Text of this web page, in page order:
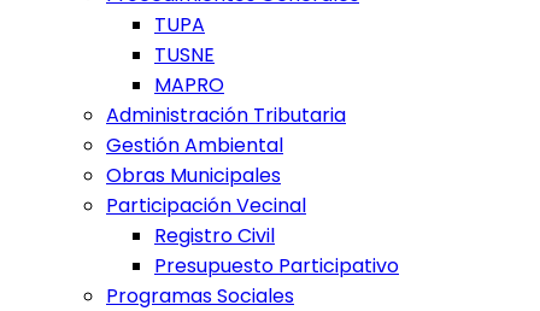
TUPA
TUSNE
MAPRO
Administración Tributaria
Gestión Ambiental
Obras Municipales
Participación Vecinal
Registro Civil
Presupuesto Participativo
Programas Sociales